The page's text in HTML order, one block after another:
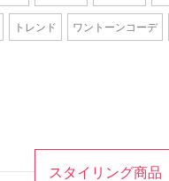
トレンド ワントーンコーデ
スタイリング商品